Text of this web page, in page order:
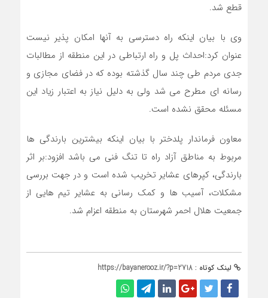
قطع شد.
وی با بیان اینکه راه دسترسی به آنها امکان پذیر نیست
عنوان کرد:احداث پل و راه ارتباطی در این منطقه از مطالبات
جدی مردم طی چند سال گذشته بوده که در فضای مجازی و
رسانه ای مطرح می شد ولی به دلیل نیاز به اعتبار زیاد این
مسئله محقق نشده است.
معاون فرماندار پلدختر با بیان اینکه بیشترین بارندگی ها
مربوط به مناطق آزاد راه تا تنگ فنی می باشد افزود:بر اثر
بارندگی، کپرهای عشایر تخریب شده است و در جهت بررسی
مشکلات، آسیب ها و کمک رسانی به عشایر تیم هایی از
جمعیت هلال احمر شهرستان به منطقه اعزام شد.
لینک کوتاه : https://bayanerooz.ir/?p=2718